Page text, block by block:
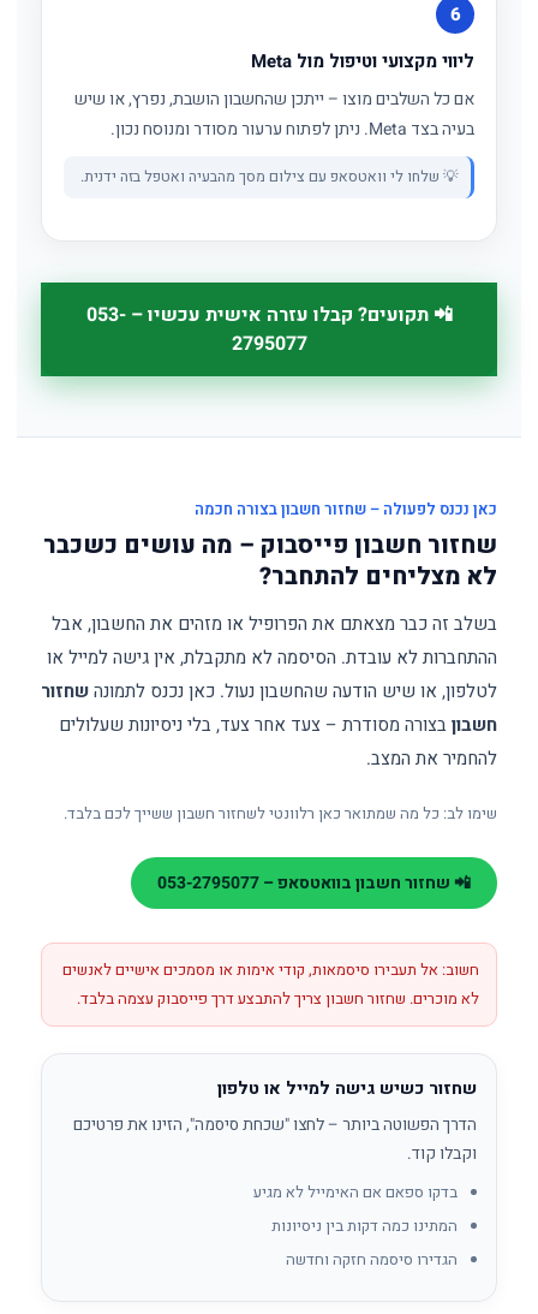
6
ליווי מקצועי וטיפול מול Meta
אם כל השלבים מוצו – ייתכן שהחשבון הושבת, נפרץ, או שיש
בעיה בצד Meta. ניתן לפתוח ערעור מסודר ומנוסח נכון.
💡 שלחו לי וואטסאפ עם צילום מסך מהבעיה ואטפל בזה ידנית.
📲 תקועים? קבלו עזרה אישית עכשיו – 053-
2795077
כאן נכנס לפעולה – שחזור חשבון בצורה חכמה
שחזור חשבון פייסבוק – מה עושים כשכבר
לא מצליחים להתחבר?
בשלב זה כבר מצאתם את הפרופיל או מזהים את החשבון, אבל
ההתחברות לא עובדת. הסיסמה לא מתקבלת, אין גישה למייל או
לטלפון, או שיש הודעה שהחשבון נעול. כאן נכנס לתמונהשחזור
חשבוןבצורה מסודרת – צעד אחר צעד, בלי ניסיונות שעלולים
להחמיר את המצב.
שימו לב: כל מה שמתואר כאן רלוונטי לשחזור חשבון ששייך לכם בלבד.
📲 שחזור חשבון בוואטסאפ – 053-2795077
חשוב: אל תעבירו סיסמאות, קודי אימות או מסמכים אישיים לאנשים
לא מוכרים. שחזור חשבון צריך להתבצע דרך פייסבוק עצמה בלבד.
שחזור כשיש גישה למייל או טלפון
הדרך הפשוטה ביותר – לחצו "שכחת סיסמה", הזינו את פרטיכם
וקבלו קוד.
בדקו ספאם אם האימייל לא מגיע
המתינו כמה דקות בין ניסיונות
הגדירו סיסמה חזקה וחדשה